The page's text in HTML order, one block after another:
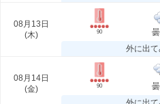
08月13日
(木) 90
外に出
08月14日
(金) 90